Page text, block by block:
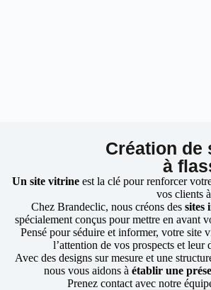
Création de
à
Un site vitrine est la clé pour renforcer
vos clients
Chez Brandeclic, nous créons dessites
spécialement conçus pour mettre en avant
Pensé pour séduire et informer, votre site
l’attention de vos prospects et leur
Avec des designs sur mesure et une
nous vous aidons à établir une
Prenez contact avec notre